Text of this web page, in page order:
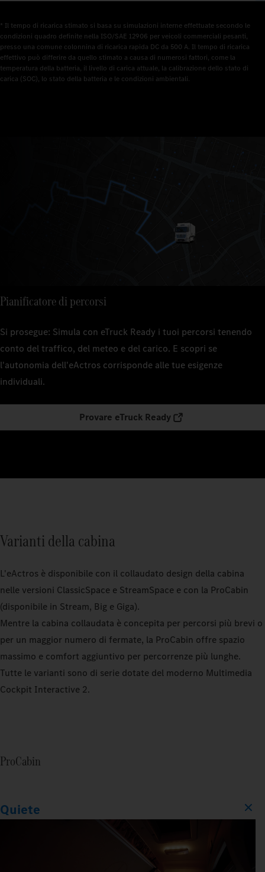
* Il tempo di ricarica stimato si basa su simulazioni interne effettuate secondo le
condizioni quadro definite nella ISO/SAE 12906 per veicoli commerciali pesanti,
presso una comune colonnina di ricarica rapida DC da 500 A. Il tempo di ricarica
effettivo può differire da quello stimato a causa di numerosi fattori, come la
temperatura della batteria, il livello di carica attuale, la calibrazione dello stato di
carica (SOC), lo stato della batteria e le condizioni ambientali.
Pianificatore di percorsi
Si prosegue: Simula con eTruck Ready i tuoi percorsi tenendo
conto del traffico, del meteo e del carico. E scopri se
l'autonomia dell'eActros corrisponde alle tue esigenze
individuali.
Provare eTruck Ready
Varianti della cabina
L'eActros è disponibile con il collaudato design della cabina
nelle versioni ClassicSpace e StreamSpace e con la ProCabin
(disponibile in Stream, Big e Giga).
Mentre la cabina collaudata è concepita per percorsi più brevi o
per un maggior numero di fermate, la ProCabin offre spazio
massimo e comfort aggiuntivo per percorrenze più lunghe.
Tutte le varianti sono di serie dotate del moderno Multimedia
Cockpit Interactive 2.
ProCabin
Quiete